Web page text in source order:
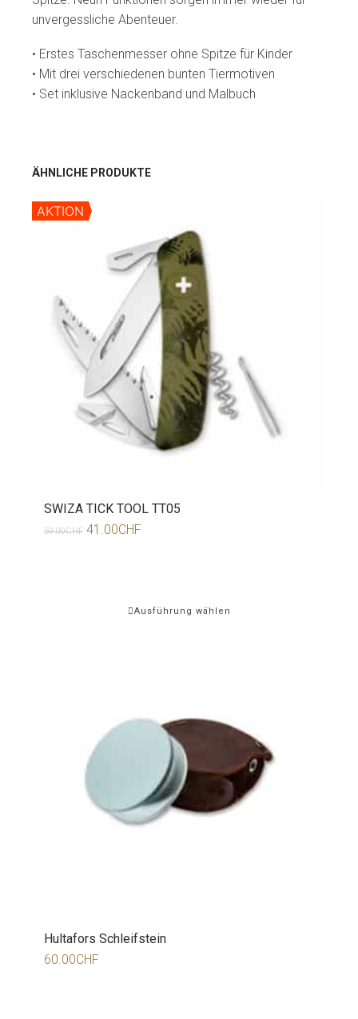
unvergessliche Abenteuer.
• Erstes Taschenmesser ohne Spitze für Kinder
• Mit drei verschiedenen bunten Tiermotiven
• Set inklusive Nackenband und Malbuch
ÄHNLICHE PRODUKTE
AKTION
SWIZA TICK TOOL TT05
59.00CHF 41.00CHF
Ausführung wählen
Hultafors Schleifstein
60.00CHF